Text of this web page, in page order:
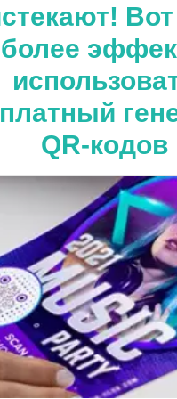
Вот
QR-кодов